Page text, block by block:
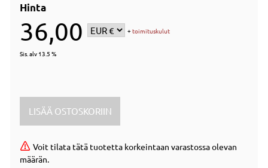
Hinta
36,00 +toimituskulut
Sis. alv 13.5 %
Voit tilata tätä tuotetta korkeintaan varastossa olevan
määrän.